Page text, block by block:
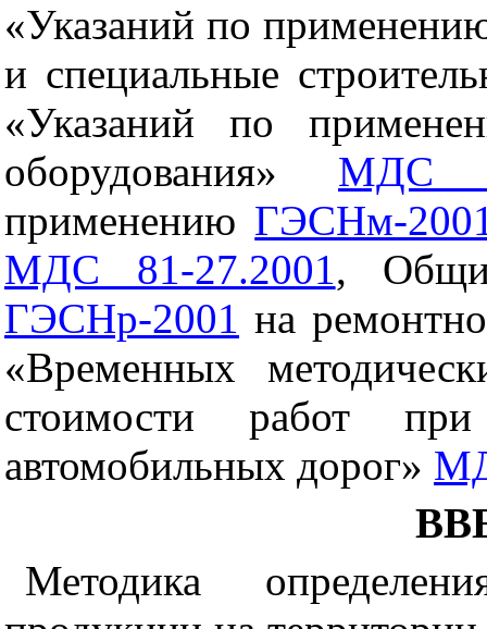
«Указаний по
и специальные
«Указаний по
оборудования» МДС
применению ГЭСНм-
МДС 81-27.2001,
ГЭСНр-2001 на
«Временных
стоимости работ
автомобильных дорог»
Методика